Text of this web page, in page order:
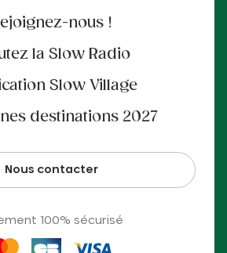
nous !
la Slow Radio
Slow Village
destinations 2027
Nous contacter
100% sécurisé